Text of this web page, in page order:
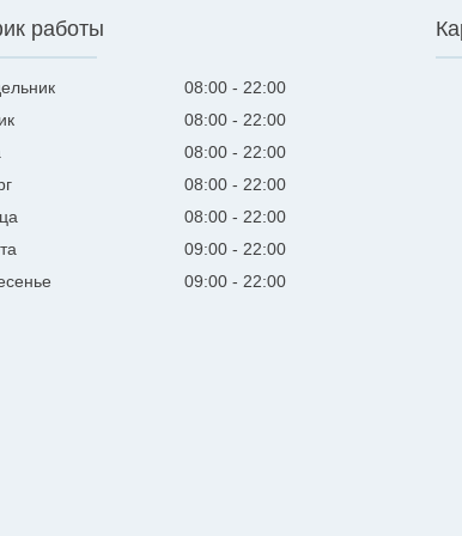
работы
08:00
22:00
08:00
22:00
08:00
22:00
08:00
22:00
08:00
22:00
09:00
22:00
09:00 22:00